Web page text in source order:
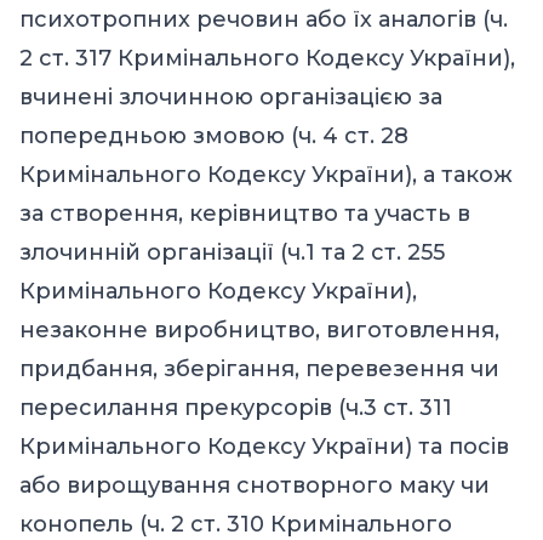
психотропних речовин або їх аналогів (ч.
2 ст. 317 Кримінального Кодексу України),
вчинені злочинною організацією за
попередньою змовою (ч. 4 ст. 28
Кримінального Кодексу України), а також
за створення, керівництво та участь в
злочинній організації (ч.1 та 2 ст. 255
Кримінального Кодексу України),
незаконне виробництво, виготовлення,
придбання, зберігання, перевезення чи
пересилання прекурсорів (ч.3 ст. 311
Кримінального Кодексу України) та посів
або вирощування снотворного маку чи
конопель (ч. 2 ст. 310 Кримінального